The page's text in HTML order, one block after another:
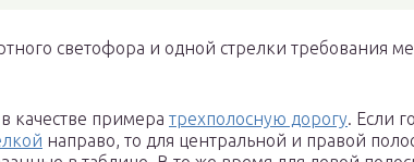
светофора и одной стрелки требования
качестве примера трехполосную дорогу. Если
направо, то для центральной и правой